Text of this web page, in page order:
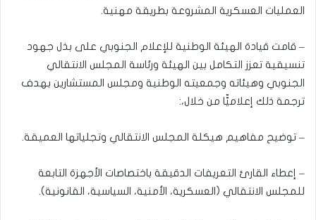
العمليات العسكرية المشروعة بطريقة مهنية.
– قامت قيادة الهيئة الوطنية للإعلام الجنوبي على بذل جهود
تنسيقية تعزز التكامل بين الهيئة ورئاسة المجلس الانتقالي
الجنوبي وهيئاته وجمعيته الوطنية ومجلس المستشارين بهدف
ترجمة ذلك إعلاميّّا من خلال،:
– توضيح مفاهيم هيكلة المجلس الانتقالي وتجلياتها العميقة.
– إعطاء القارئ التعريفات الدقيقة باختصاصات الأجهزة التابعة
للمجلس الانتقالي (العسكرية، الأمنية، السياسية، القانونية).